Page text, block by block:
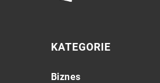
KATEGORIE
Biznes